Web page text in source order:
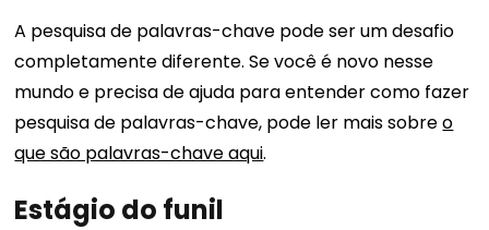
A pesquisa de palavras-chave pode ser um desafio
completamente diferente. Se você é novo nesse
mundo e precisa de ajuda para entender como fazer
pesquisa de palavras-chave, pode ler mais sobreo
que são palavras-chave aqui.
Estágio do funil